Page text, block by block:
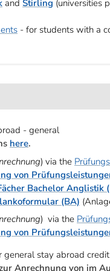
and Stirling (universities
- for students with a
- general
here.
) via the
von
Bachelor Anglistik
(BA)
) via the
von
general stay abroad
Anrechnung von im